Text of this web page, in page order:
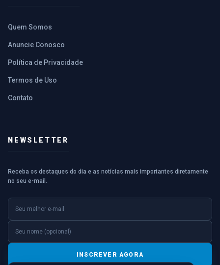
Quem Somos
Anuncie Conosco
Política de Privacidade
Termos de Uso
Contato
NEWSLETTER
Receba os destaques do dia e as notícias mais importantes diretamente
no seu e-mail.
E-mail
Nome (opcional)
INSCREVER AGORA